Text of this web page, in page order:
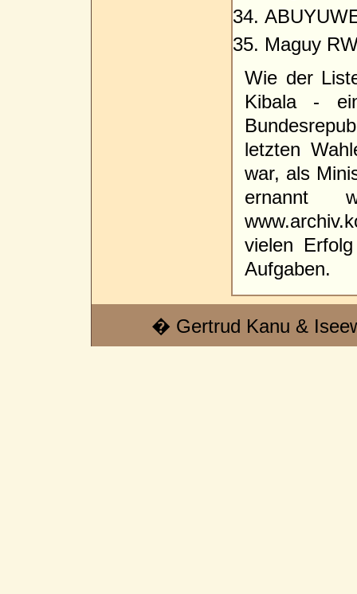
Maguy
Wie der
Kibala -
letzten
war, als
ernannt
vielen
Aufgaben.
� Gertrud Kanu &